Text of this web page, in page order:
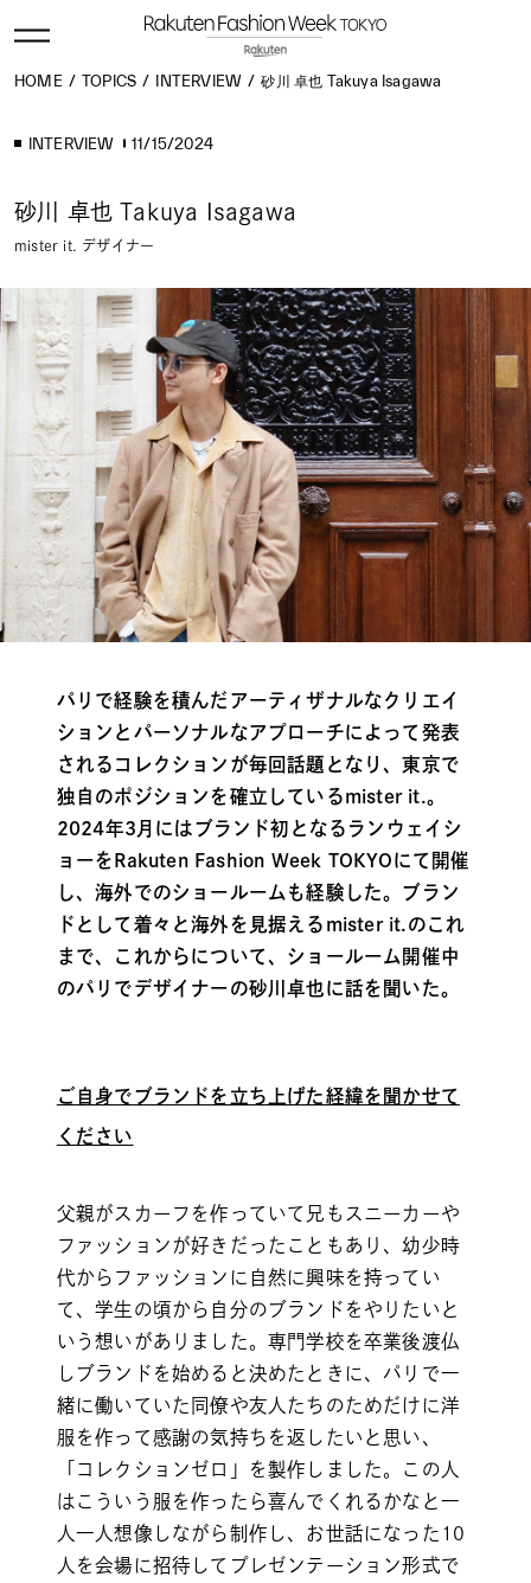
HOME TOPICS INTERVIEW 砂川 卓也 Takuya Isagawa
INTERVIEW 11/15/2024
砂川 卓也 Takuya Isagawa
mister it. デザイナー
パリで経験を積んだアーティザナルなクリエイ
ションとパーソナルなアプローチによって発表
されるコレクションが毎回話題となり、東京で
独自のポジションを確立しているmister it.。
2024年3月にはブランド初となるランウェイシ
ョーをRakuten Fashion Week TOKYOにて開催
し、海外でのショールームも経験した。ブラン
ドとして着々と海外を見据えるmister it.のこれ
まで、これからについて、ショールーム開催中
のパリでデザイナーの砂川卓也に話を聞いた。
ご自身でブランドを立ち上げた経緯を聞かせて
ください
父親がスカーフを作っていて兄もスニーカーや
ファッションが好きだったこともあり、幼少時
代からファッションに自然に興味を持ってい
て、学生の頃から自分のブランドをやりたいと
いう想いがありました。専門学校を卒業後渡仏
しブランドを始めると決めたときに、パリで一
緒に働いていた同僚や友人たちのためだけに洋
服を作って感謝の気持ちを返したいと思い、
「コレクションゼロ」を製作しました。この人
はこういう服を作ったら喜んでくれるかなと一
人一人想像しながら制作し、お世話になった10
人を会場に招待してプレゼンテーション形式で